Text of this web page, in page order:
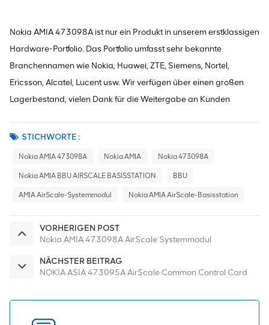
Nokia AMIA 473098A ist nur ein Produkt in unserem erstklassigen
Hardware-Portfolio. Das Portfolio umfasst sehr bekannte
Branchennamen wie Nokia, Huawei, ZTE, Siemens, Nortel,
Ericsson, Alcatel, Lucent usw. Wir verfügen über einen großen
Lagerbestand, vielen Dank für die Weitergabe an Kunden
STICHWORTE :
Nokia AMIA 473098A Nokia AMIA Nokia 473098A
Nokia AMIA BBU AIRSCALE BASISSTATION BBU
AMIA AirScale-Systemmodul Nokia AMIA AirScale-Basisstation
VORHERIGEN POST
Nokia AMIA 473098A AirScale Systemmodul
NÄCHSTER BEITRAG
NOKIA ASIA 473095A AirScale Common Control Card